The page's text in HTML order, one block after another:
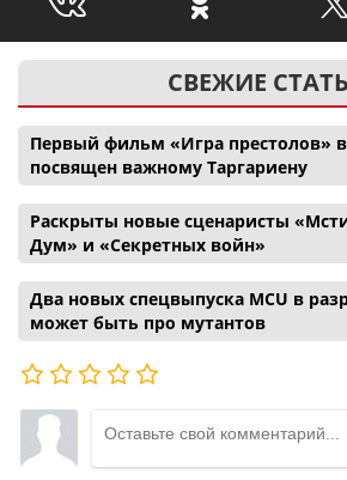
СВЕЖИЕ
Первый фильм «Игра престолов»
посвящен важному Таргариену
Раскрыты новые сценаристы
Дум» и «Секретных войн»
Два новых спецвыпуска MCU в
может быть про мутантов